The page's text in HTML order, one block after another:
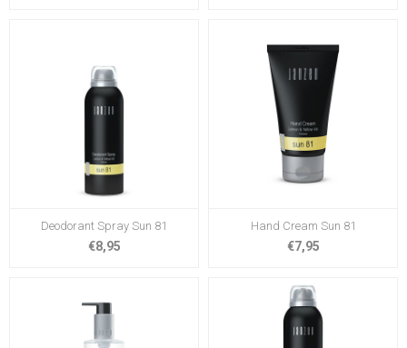
Deodorant Spray Sun 81
€8,95
Hand Cream Sun 81
€7,95